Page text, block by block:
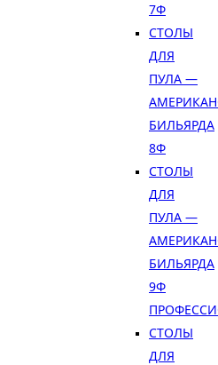
7Ф
СТОЛЫ
ДЛЯ
ПУЛА —
БИЛЬЯРДА
8Ф
СТОЛЫ
ДЛЯ
ПУЛА —
БИЛЬЯРДА
9Ф
СТОЛЫ
ДЛЯ